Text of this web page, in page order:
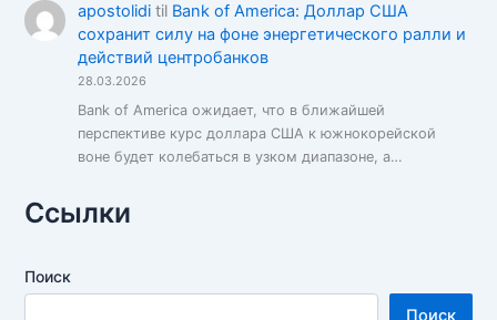
apostoliditil Bank of America: Доллар США
сохранит силу на фоне энергетического ралли и
действий центробанков
28.03.2026
Bank of America ожидает, что в ближайшей
перспективе курс доллара США к южнокорейской
воне будет колебаться в узком диапазоне, а…
Ссылки
Поиск
Поиск